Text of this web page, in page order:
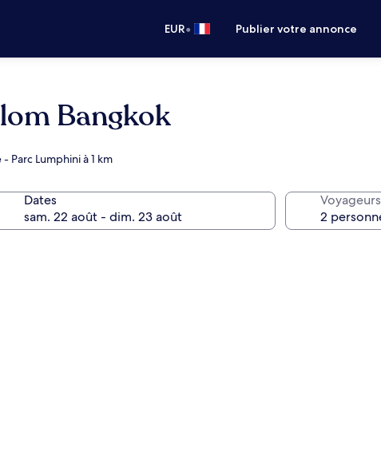
EUR• Publier votre annonce
Bangkok
Parc Lumphini à 1 km
Dates Voyageurs